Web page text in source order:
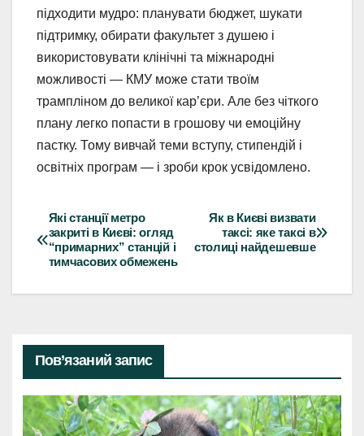
підходити мудро: планувати бюджет, шукати
підтримку, обирати факультет з душею і
використовувати клінічні та міжнародні
можливості — КМУ може стати твоїм
трампліном до великої кар’єри. Але без чіткого
плану легко попасти в грошову чи емоційну
пастку. Тому вивчай теми вступу, стипендій і
освітніх програм — і зроби крок усвідомлено.
Навігація
записів
Як в Києві визвати
таксі: яке таксі в
столиці найдешевше
Які станції метро
закриті в Києві: огляд
“примарних” станцій і
тимчасових обмежень
Пов’язаний запис